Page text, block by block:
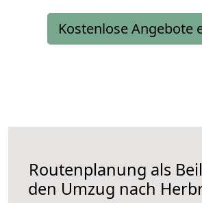
Kostenlose Angebote
Routenplanung als
den Umzug nach